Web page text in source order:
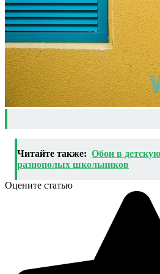
Читайте также: Обои в
разнополых школьников
Оцените статью